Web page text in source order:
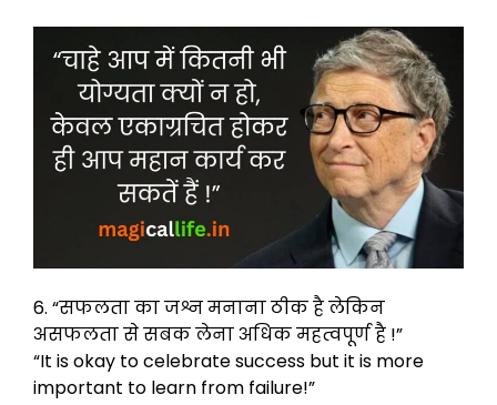
6. “सफलता का जश्न मनाना ठीक है लेकिन
असफलता से सबक लेना अधिक महत्वपूर्ण है !”
“It is okay to celebrate success but it is more
important to learn from failure!”